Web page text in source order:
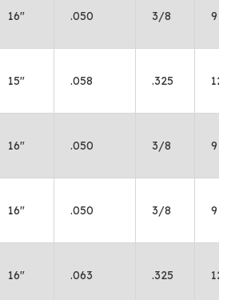
16" .050 3/8 9
15" .058 .325 12
16" .050 3/8 9
16" .050 3/8 9
16" .063 .325 12